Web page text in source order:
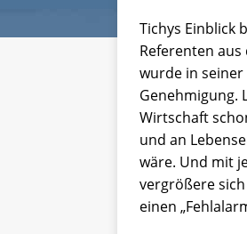
Tichys Einblick
Referenten
wurde in
Genehmigung.
Wirtschaft
und an
wäre. Und mit
vergrößere
einen